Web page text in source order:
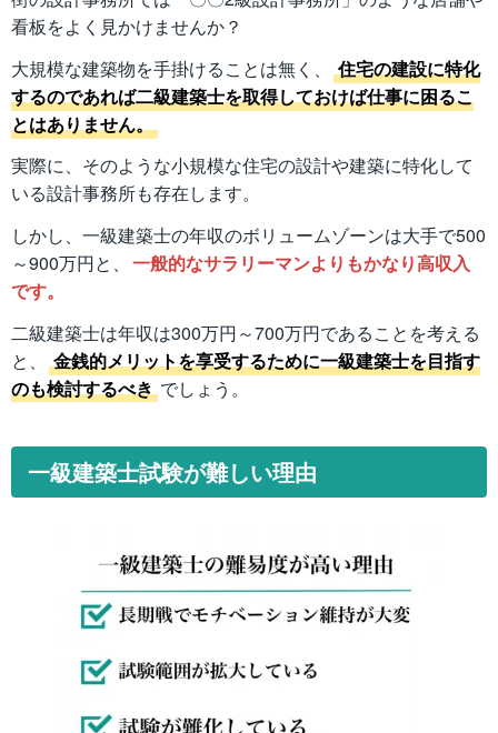
看板をよく見かけませんか？
大規模な建築物を手掛けることは無く、
住宅の建設に特化
するのであれば二級建築士を取得しておけば仕事に困るこ
とはありません。
実際に、そのような小規模な住宅の設計や建築に特化して
いる設計事務所も存在します。
しかし、一級建築士の年収のボリュームゾーンは大手で500
～900万円と、 一般的なサラリーマンよりもかなり高収入
です。
二級建築士は年収は300万円～700万円であることを考える
と、
金銭的メリットを享受するために一級建築士を目指す
のも検討するべき でしょう。
一級建築士試験が難しい理由